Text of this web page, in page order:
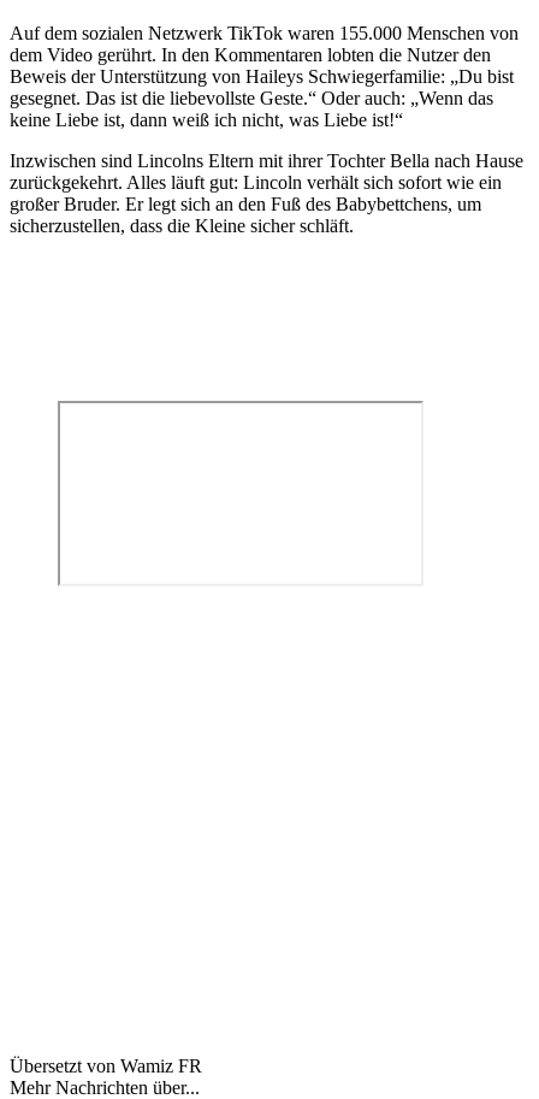
Auf dem sozialen Netzwerk TikTok waren 155.000 Menschen von
dem Video gerührt. In den Kommentaren lobten die Nutzer den
Beweis der Unterstützung von Haileys Schwiegerfamilie: „Du bist
gesegnet. Das ist die liebevollste Geste.“ Oder auch: „Wenn das
keine Liebe ist, dann weiß ich nicht, was Liebe ist!“
Inzwischen sind Lincolns Eltern mit ihrer Tochter Bella nach Hause
zurückgekehrt. Alles läuft gut: Lincoln verhält sich sofort wie ein
großer Bruder. Er legt sich an den Fuß des Babybettchens, um
sicherzustellen, dass die Kleine sicher schläft.
Übersetzt von Wamiz FR
Mehr Nachrichten über...